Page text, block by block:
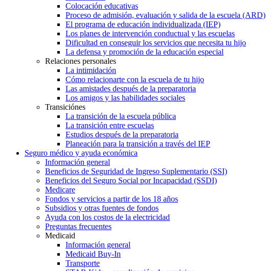
Colocación educativas
Proceso de admisión, evaluación y salida de la escuela (ARD)
El programa de educación individualizada (IEP)
Los planes de intervención conductual y las escuelas
Dificultad en conseguir los servicios que necesita tu hijo
La defensa y promoción de la educación especial
Relaciones personales
La intimidación
Cómo relacionarte con la escuela de tu hijo
Las amistades después de la preparatoria
Los amigos y las habilidades sociales
Transiciónes
La transición de la escuela pública
La transición entre escuelas
Estudios después de la preparatoria
Planeación para la transición a través del IEP
Seguro médico y ayuda económica
Información general
Beneficios de Seguridad de Ingreso Suplementario (SSI)
Beneficios del Seguro Social por Incapacidad (SSDI)
Medicare
Fondos y servicios a partir de los 18 años
Subsidios y otras fuentes de fondos
Ayuda con los costos de la electricidad
Preguntas frecuentes
Medicaid
Información general
Medicaid Buy-In
Transporte